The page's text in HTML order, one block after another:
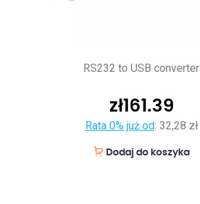
RS232 to USB converter
zł161.39
Rata 0% już od: 32,28 zł
Dodaj do koszyka